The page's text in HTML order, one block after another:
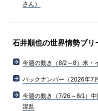
さん）
石井順也の世界情勢ブリ
今週の動き（8/2～8）米・
バックナンバー（2026年7月
今週の動き（7/26～8/1）
混乱